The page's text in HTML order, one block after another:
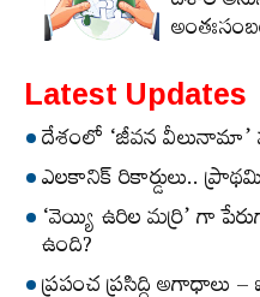
Latest Updates
దేశంలో ‘జీవన
ఎలకానిక్‌ రికార్డులు..
‘వెయ్యి ఉరిల మర్రి’ గా
ఉంది?